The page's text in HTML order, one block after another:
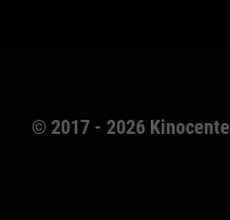
© 2017 - 2026